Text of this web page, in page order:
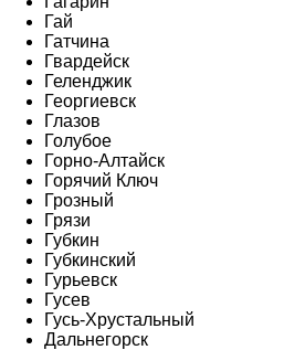
Гай
Гатчина
Гвардейск
Геленджик
Георгиевск
Глазов
Голубое
Горно-Алтайск
Горячий Ключ
Грозный
Грязи
Губкин
Губкинский
Гурьевск
Гусев
Гусь-Хрустальный
Дальнегорск